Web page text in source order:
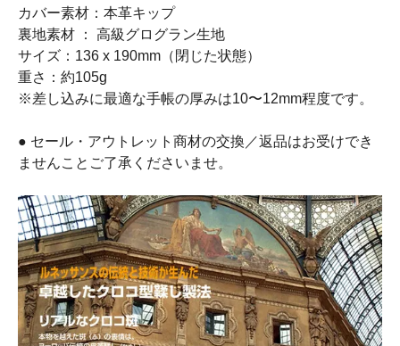
カバー素材：本革キップ
裏地素材 ： 高級グログラン生地
サイズ：136 x 190mm（閉じた状態）
重さ：約105g
※差し込みに最適な手帳の厚みは10〜12mm程度です。
● セール・アウトレット商材の交換／返品はお受けでき
ませんことご了承くださいませ。